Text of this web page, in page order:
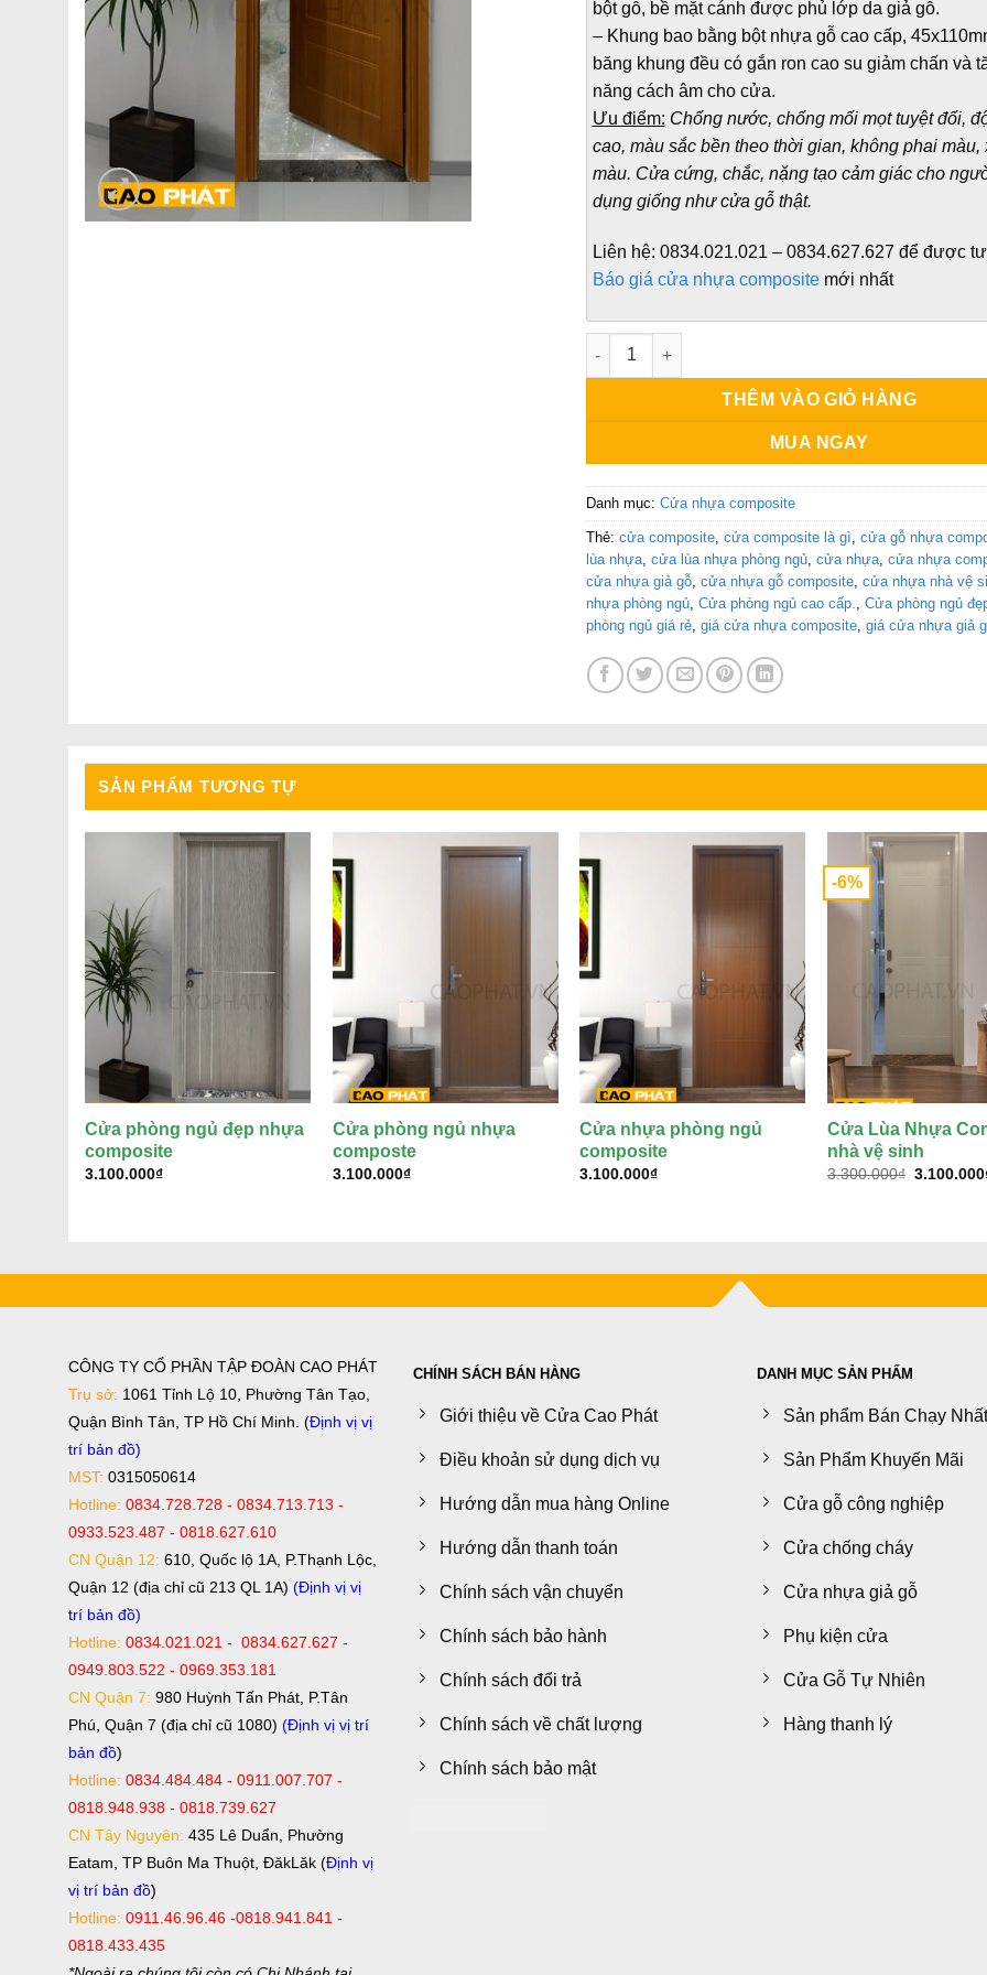
bột gỗ, bề mặt cánh được phủ lớp da giả gỗ.
– Khung bao bằng bột nhựa gỗ cao cấp,
băng khung đều có gắn ron cao su giảm chấn và
năng cách âm cho cửa.
Ưu điểm: Chống nước, chống mối mọt tuyệt đối,
cao, màu sắc bền theo thời gian, không phai màu,
màu. Cửa cứng, chắc, nặng tạo cảm giác cho
dụng giống như cửa gỗ thật.
Liên hệ: 0834.021.021 – 0834.627.627 để được
Báo giá cửa nhựa compositemới nhất
Cửa nhà vệ sinh nhựa composite số lượng
THÊM VÀO GIỎ HÀNG
MUA NGAY
Danh mục: Cửa nhựa composite
Thẻ: cửa composite, cửa composite là gì, cửa gỗ nhựa
lùa nhựa, cửa lùa nhựa phòng ngủ, cửa nhựa, cửa nhựa
cửa nhựa giả gỗ, cửa nhựa gỗ composite, cửa nhựa nhà vệ
nhựa phòng ngủ, Cửa phòng ngủ cao cấp., Cửa phòng ngủ
phòng ngủ giá rẻ, giá cửa nhựa composite, giá cửa nhựa giả
SẢN PHẨM TƯƠNG TỰ
Cửa phòng ngủ đẹp nhựa
composite
3.100.000₫
Cửa phòng ngủ nhựa
composte
3.100.000₫
Cửa nhựa phòng ngủ
composite
3.100.000₫
-6%
Cửa Lùa Nhựa
nhà vệ sinh
3.300.000₫ Giá
3.100.000
CÔNG TY CỔ PHẦN TẬP ĐOÀN CAO PHÁT
Trụ sở: 1061 Tỉnh Lộ 10, Phường Tân Tạo,
Quận Bình Tân, TP Hồ Chí Minh. (Định vị vị
trí bản đồ)
MST: 0315050614
Hotline: 0834.728.728 - 0834.713.713 -
0933.523.487 - 0818.627.610
CN Quận 12: 610, Quốc lộ 1A, P.Thạnh Lộc,
Quận 12 (địa chỉ cũ 213 QL 1A) (Định vị vị
trí bản đồ)
Hotline: 0834.021.021 - 0834.627.627 -
0949.803.522 - 0969.353.181
CN Quận 7: 980 Huỳnh Tấn Phát, P.Tân
Phú, Quận 7 (địa chỉ cũ 1080) (Định vị vị trí
bản đồ)
Hotline: 0834.484.484 - 0911.007.707 -
0818.948.938 - 0818.739.627
CN Tây Nguyên: 435 Lê Duẩn, Phường
Eatam, TP Buôn Ma Thuột, ĐăkLăk (Định vị
vị trí bản đồ)
Hotline: 0911.46.96.46 -0818.941.841 -
0818.433.435
CHÍNH SÁCH BÁN HÀNG
Giới thiệu về Cửa Cao Phát
Điều khoản sử dụng dịch vụ
Hướng dẫn mua hàng Online
Hướng dẫn thanh toán
Chính sách vận chuyển
Chính sách bảo hành
Chính sách đổi trả
Chính sách về chất lượng
Chính sách bảo mật
DANH MỤC SẢN PHẨM
Sản phẩm Bán Chạy Nhất
Sản Phẩm Khuyến Mãi
Cửa gỗ công nghiệp
Cửa chống cháy
Cửa nhựa giả gỗ
Phụ kiện cửa
Cửa Gỗ Tự Nhiên
Hàng thanh lý